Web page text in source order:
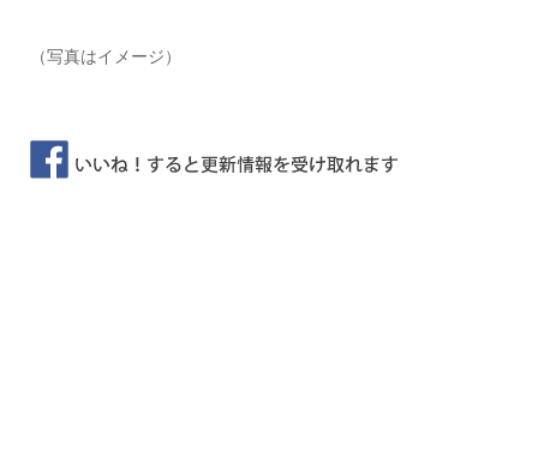
（写真はイメージ）